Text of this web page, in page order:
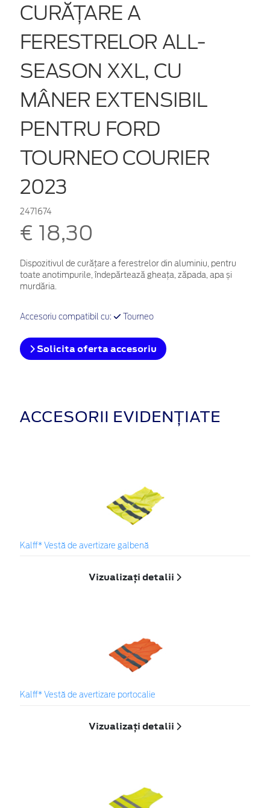
CURĂȚARE A
FERESTRELOR ALL-
SEASON XXL, CU
MÂNER EXTENSIBIL
PENTRU FORD
TOURNEO COURIER
2023
2471674
€ 18,30
Dispozitivul de curățare a ferestrelor din aluminiu, pentru
toate anotimpurile, îndepărtează gheața, zăpada, apa și
murdăria.
Accesoriu compatibil cu: Tourneo
Solicita oferta accesoriu
ACCESORII EVIDENȚIATE
Kalff* Vestă de avertizare galbenă
Vizualizați detalii
Kalff* Vestă de avertizare portocalie
Vizualizați detalii